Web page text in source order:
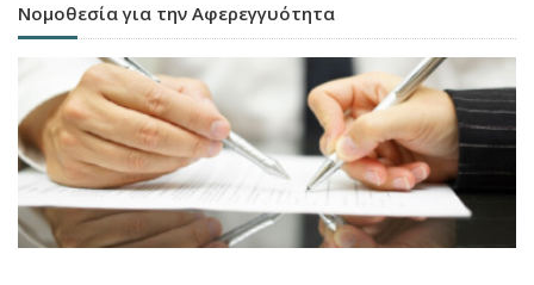
Νομοθεσία για την Αφερεγγυότητα